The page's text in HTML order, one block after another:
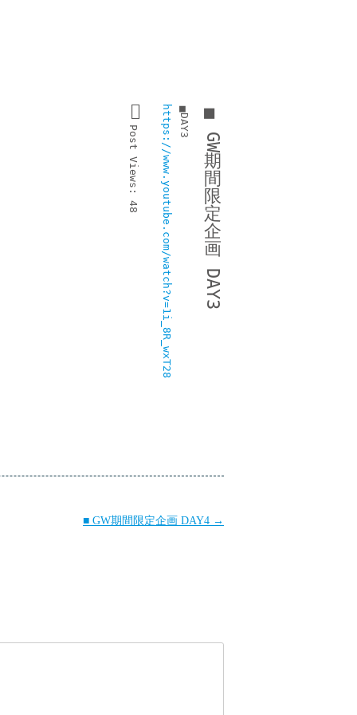
■
GW
期
間
限
定
企
画
DAY3
■
DAY3
https://www.youtube.com/watch?v=1i_8R_wxT28
Post
Views:
48
■ GW期間限定企画 DAY4 →